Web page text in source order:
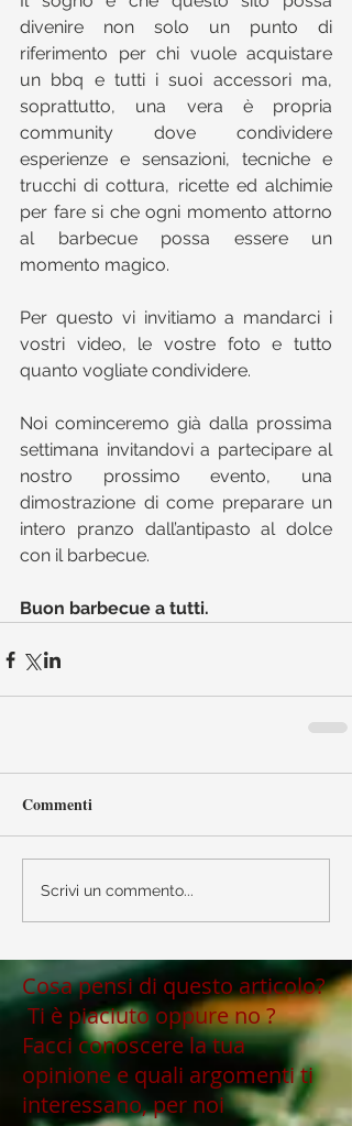
divenire non solo un punto di
riferimento per chi vuole acquistare
un bbq e tutti i suoi accessori ma,
soprattutto, una vera è propria
community dove condividere
esperienze e sensazioni, tecniche e
trucchi di cottura, ricette ed alchimie
per fare si che ogni momento attorno
al barbecue possa essere un
momento magico.
Per questo vi invitiamo a mandarci i
vostri video, le vostre foto e tutto
quanto vogliate condividere.
Noi cominceremo già dalla prossima
settimana invitandovi a partecipare al
nostro prossimo evento, una
dimostrazione di come preparare un
intero pranzo dall’antipasto al dolce
con il barbecue.
Buon barbecue a tutti.
Commenti
Scrivi un commento...
Cosa pensi di questo articolo?
Ti è piaciuto oppure no ?
Facci conoscere la tua
opinione e quali argomenti ti
interessano, per noi